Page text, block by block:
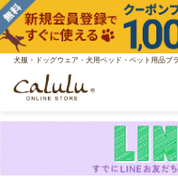
犬服・ドッグウェア・犬用ベッド・ペット用品ブ